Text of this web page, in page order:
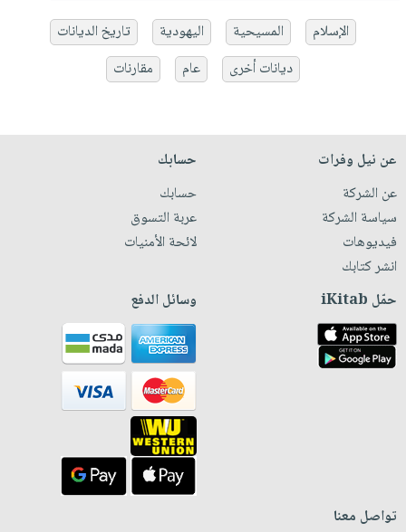
الإسلام المسيحية اليهودية
تاريخ الديانات
ديانات أخرى
عام مقارنات
عن نيل وفرات
عن الشركة
سياسة الشركة
فيديوهات
انشر كتابك
حسابك
حسابك
عربة التسوق
لائحة الأمنيات
حمّل iKitab وسائل الدفع
تواصل معنا